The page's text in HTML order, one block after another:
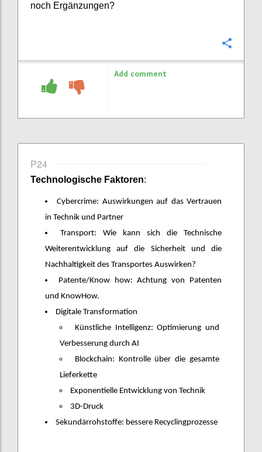
noch Ergänzungen?
Add comment
P24
Technologische Faktoren:
Cybercrime: Auswirkungen auf das Vertrauen
in Technik und Partner
Transport: Wie kann sich die Technische
Weiterentwicklung auf die Sicherheit und die
Nachhaltigkeit des Transportes Auswirken?
Patente/Know how: Achtung von Patenten
und KnowHow.
Digitale Transformation
Künstliche Intelligenz: Optimierung und
Verbesserung durch AI
Blockchain: Kontrolle über die gesamte
Lieferkette
Exponentielle Entwicklung von Technik
3D-Druck
Sekundärrohstoffe: bessere Recyclingprozesse